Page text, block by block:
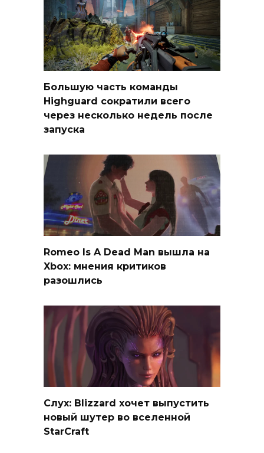
Большую часть команды
Highguard сократили всего
через несколько недель после
запуска
Romeo Is A Dead Man вышла на
Xbox: мнения критиков
разошлись
Слух: Blizzard хочет выпустить
новый шутер во вселенной
StarCraft